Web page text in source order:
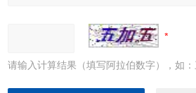
请输入计算结果（填写阿拉伯数字），如